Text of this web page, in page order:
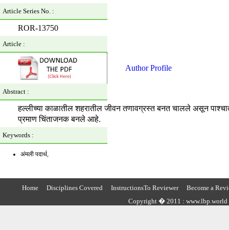
Article Series No. :
ROR-13750
Article :
Author Profile
Abstract :
हल्लीच्या काळातील शहरातील जीवन तणावग्रस्त बनत चालले असून
प्रमाण चिंताजनक बनले आहे.
Keywords :
अंमली पदार्थ,
Home Disciplines Covered InstructionsTo Reviewer
Become a
Copyright � 2011 : www.lbp.world